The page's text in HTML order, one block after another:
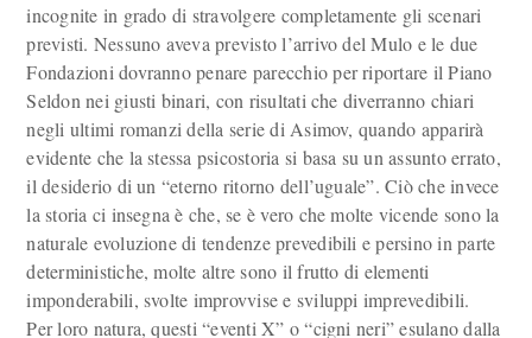
incognite in grado di stravolgere completamente gli scenari
previsti. Nessuno aveva previsto l’arrivo del Mulo e le due
Fondazioni dovranno penare parecchio per riportare il Piano
Seldon nei giusti binari, con risultati che diverranno chiari
negli ultimi romanzi della serie di Asimov, quando apparirà
evidente che la stessa psicostoria si basa su un assunto errato,
il desiderio di un “eterno ritorno dell’uguale”. Ciò che invece
la storia ci insegna è che, se è vero che molte vicende sono la
naturale evoluzione di tendenze prevedibili e persino in parte
deterministiche, molte altre sono il frutto di elementi
imponderabili, svolte improvvise e sviluppi imprevedibili.
Per loro natura, questi “eventi X” o “cigni neri” esulano dalla